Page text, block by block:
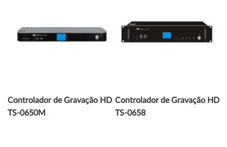
Controlador de Gravação HD
TS-0650M
Controlador de Gravação HD
TS-0658